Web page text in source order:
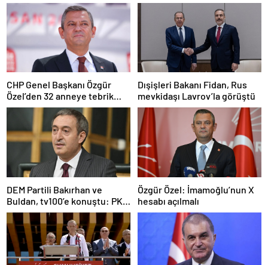
CHP Genel Başkanı Özgür
Özel’den 32 anneye tebrik
telefonu
Dışişleri Bakanı Fidan, Rus
mevkidaşı Lavrov’la görüştü
DEM Partili Bakırhan ve
Buldan, tv100’e konuştu: PKK
ne zaman kendini feshedecek
Özgür Özel: İmamoğlu’nun X
hesabı açılmalı